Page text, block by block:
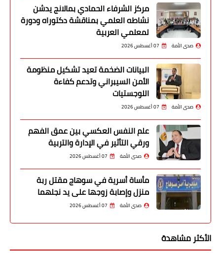
مركز الشرفاء الحمادي بمالانج يدشن
نشاطه العلمي بمناقشة دكتوراه ودورة
لمعلمي العربية
صدى الأمة 07 أغسطس 2026
البيانات الضخمة تعيد تشكيل منظومة
الأمن السيبراني وتدعم كفاءة
اللوجستيات
صدى الأمة 07 أغسطس 2026
علم النفس العكسي بين عمق الفهم
ورقي التأثير في الإدارة والتربية
صدى الأمة 07 أغسطس 2026
مأساة أسرية في سوهاج مقتل ربة
منزل وإصابة زوجها على يد نجلهما
صدى الأمة 07 أغسطس 2026
الأكثر مشاهدة